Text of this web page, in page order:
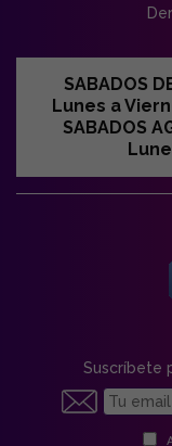
SABADOS
Lunes a
SABADOS
Suscríbete